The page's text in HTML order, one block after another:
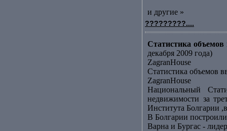
и другие »
?????????....
Статистика
декабря 2009 года)
ZagranHouse
Статистика объемов
ZagranHouse
Национальный
недвижимости за
Института Болгарии
В Болгарии
Варна и Бургас -